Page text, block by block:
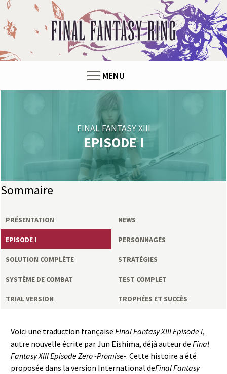
F
n
n
a
s
y
R
MENU
FINAL FANTASY XIII
EPISODE I
Voici une traduction française Final Fantasy XIII Episode i,
autre nouvelle écrite par Jun Eishima, déjà auteur de Final
Fantasy XIII Episode Zero -Promise-. Cette histoire a été
proposée dans la version International deFinal Fantasy
Sommaire
PRÉSENTATION NEWS
EPISODE I PERSONNAGES
SOLUTION COMPLÈTE STRATÉGIES
SYSTÈME DE COMBAT TEST COMPLET
TRIAL VERSION TROPHÉES ET SUCCÈS
Panneau de gestion des cookies